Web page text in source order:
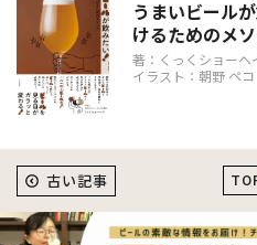
うまいビール
けるためのメ
著：くっくショーヘ
イラスト：朝野 ペコ
古い記事